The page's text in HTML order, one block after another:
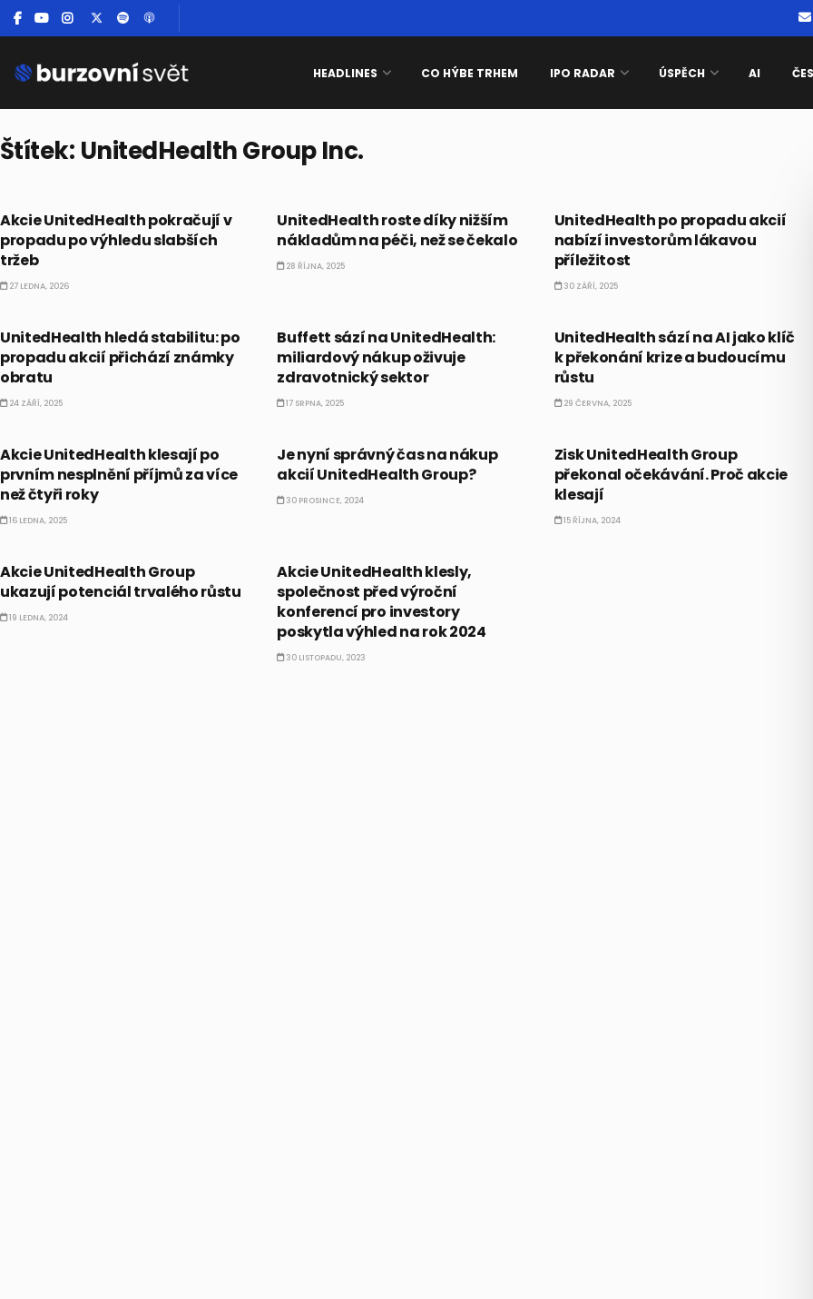
HEADLINES CO HÝBE TRHEM IPO RADAR ÚSPĚCH AI
Štítek: UnitedHealth Group Inc.
Akcie UnitedHealth pokračují v
propadu po výhledu slabších
tržeb
27 LEDNA, 2026
UnitedHealth roste díky nižším
nákladům na péči, než se čekalo
28 ŘÍJNA, 2025
UnitedHealth po propadu akcií
nabízí investorům lákavou
příležitost
30 ZÁŘÍ, 2025
UnitedHealth hledá stabilitu: po
propadu akcií přichází známky
obratu
24 ZÁŘÍ, 2025
Buffett sází na UnitedHealth:
miliardový nákup oživuje
zdravotnický sektor
17 SRPNA, 2025
UnitedHealth sází na AI jako klíč
k překonání krize a budoucímu
růstu
29 ČERVNA, 2025
Akcie UnitedHealth klesají po
prvním nesplnění příjmů za více
než čtyři roky
16 LEDNA, 2025
Je nyní správný čas na nákup
akcií UnitedHealth Group?
30 PROSINCE, 2024
Zisk UnitedHealth Group
překonal očekávání. Proč akcie
klesají
15 ŘÍJNA, 2024
Akcie UnitedHealth Group
ukazují potenciál trvalého růstu
19 LEDNA, 2024
Akcie UnitedHealth klesly,
společnost před výroční
konferencí pro investory
poskytla výhled na rok 2024
30 LISTOPADU, 2023